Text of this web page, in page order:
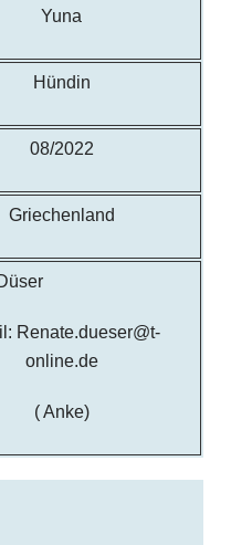
Yuna
Hündin
08/2022
Griechenland
Düser
Renate.dueser@t-
online.de
( Anke)